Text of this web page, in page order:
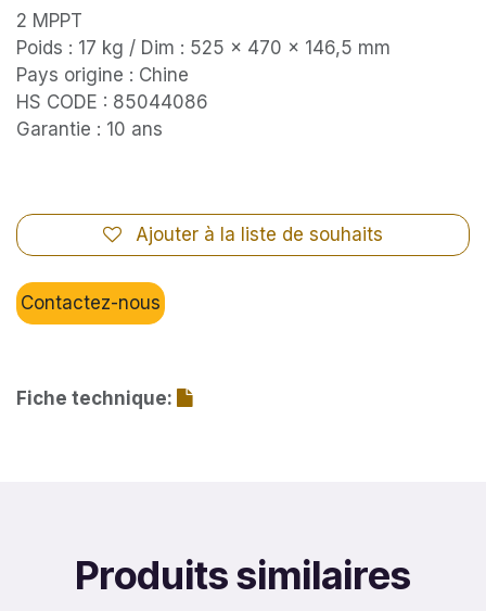
2 MPPT
Poids : 17 kg / Dim : 525 × 470 × 146,5 mm
Pays origine : Chine
HS CODE : 85044086
Garantie : 10 ans
Ajouter à la liste de souhaits
Contactez-nous
Fiche technique:
Produits similaires